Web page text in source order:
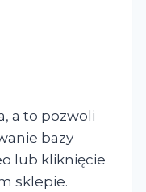
a to pozwoli
bazy
lub kliknięcie
sklepie.